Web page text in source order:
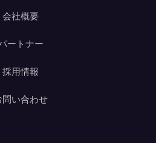
会社概要
ートナー
採用情報
問い合わせ